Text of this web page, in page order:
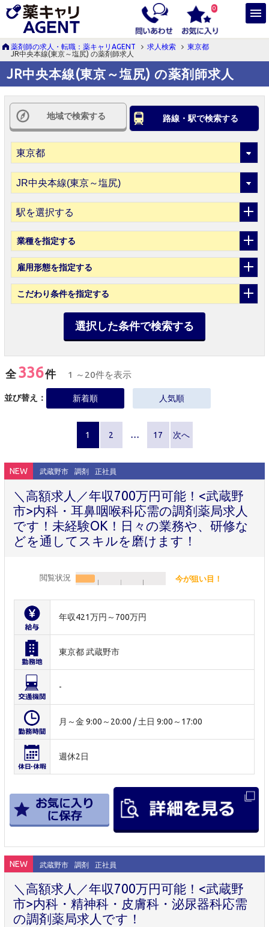
0
薬剤師の求人・転職：薬キャリAGENT 求人検索
東京都
JR中央本線(東京～塩尻) の薬剤師求人
JR中央本線(東京～塩尻) の薬剤師求人
地域で検索する 路線・駅で検索する
駅を選択する
業種を指定する
雇用形態を指定する
こだわり条件を指定する
選択した条件で検索する
全336件 1 ～20件を表示
並び替え： 新着順 人気順
1 2 … 17 次へ
NEW 武蔵野市 調剤 正社員
＼高額求人／年収700万円可能！<武蔵野
市>内科・耳鼻咽喉科応需の調剤薬局求人
です！未経験OK！日々の業務や、研修な
どを通してスキルを磨けます！
閲覧状況 今が狙い目！
年収421万円～700万円
東京都 武蔵野市
-
月～金 9:00～20:00 / 土日 9:00～17:00
週休2日
NEW 武蔵野市 調剤 正社員
＼高額求人／年収700万円可能！<武蔵野
市>内科・精神科・皮膚科・泌尿器科応需
の調剤薬局求人です！